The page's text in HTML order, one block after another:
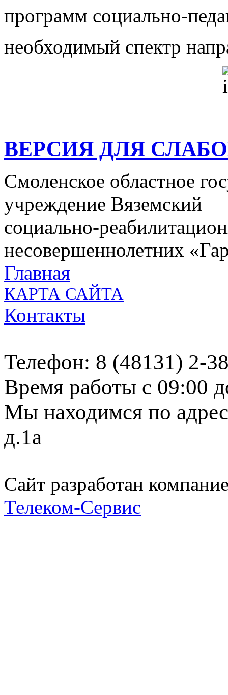
программ социально-
необходимый спектр
ВЕРСИЯ ДЛЯ
Смоленское областное
учреждение Вяземский
социально-
несовершеннолетних
Главная
КАРТА САЙТА
Контакты
Телефон: 8 (48131) 2-
Время работы с 09:00
Мы находимся по
д.1а
Сайт разработан
Телеком-Сервис